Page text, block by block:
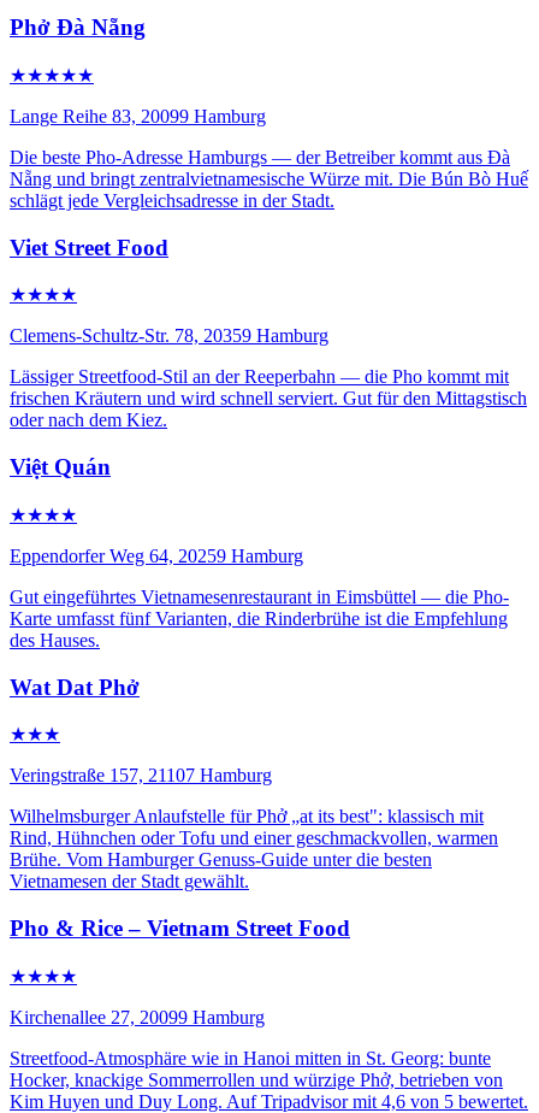
Phở Đà Nẵng
★★★★★
Lange Reihe 83, 20099 Hamburg
Die beste Pho-Adresse Hamburgs — der Betreiber kommt aus Đà
Nẵng und bringt zentralvietnamesische Würze mit. Die Bún Bò Huế
schlägt jede Vergleichsadresse in der Stadt.
Viet Street Food
★★★★
Clemens-Schultz-Str. 78, 20359 Hamburg
Lässiger Streetfood-Stil an der Reeperbahn — die Pho kommt mit
frischen Kräutern und wird schnell serviert. Gut für den Mittagstisch
oder nach dem Kiez.
Việt Quán
★★★★
Eppendorfer Weg 64, 20259 Hamburg
Gut eingeführtes Vietnamesenrestaurant in Eimsbüttel — die Pho-
Karte umfasst fünf Varianten, die Rinderbrühe ist die Empfehlung
des Hauses.
Wat Dat Phở
★★★
Veringstraße 157, 21107 Hamburg
Wilhelmsburger Anlaufstelle für Phở „at its best": klassisch mit
Rind, Hühnchen oder Tofu und einer geschmackvollen, warmen
Brühe. Vom Hamburger Genuss-Guide unter die besten
Vietnamesen der Stadt gewählt.
Pho & Rice – Vietnam Street Food
★★★★
Kirchenallee 27, 20099 Hamburg
Streetfood-Atmosphäre wie in Hanoi mitten in St. Georg: bunte
Hocker, knackige Sommerrollen und würzige Phở, betrieben von
Kim Huyen und Duy Long. Auf Tripadvisor mit 4,6 von 5 bewertet.